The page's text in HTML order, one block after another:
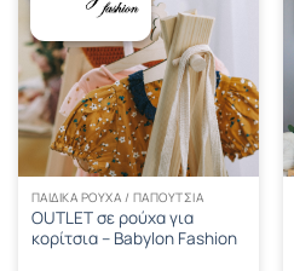
ΠΑΙΔΙΚΆ ΡΟΎΧΑ / ΠΑΠΟΎΤΣΙΑ
OUTLET σε ρούχα για
κορίτσια – Babylon Fashion